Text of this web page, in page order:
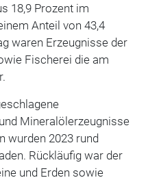
18,9 Prozent im
Anteil von 43,4
waren Erzeugnisse der
Fischerei die am
Mineralölerzeugnisse
wurden 2023 rund
Rückläufig war der
und Erden sowie